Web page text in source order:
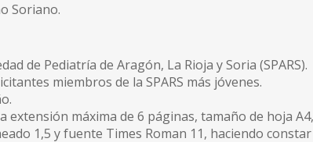
Soriano.
de Pediatría de Aragón, La Rioja y Soria (SPARS).
miembros de la SPARS más jóvenes.
máxima de 6 páginas, tamaño de hoja
1,5 y fuente Times Roman 11, haciendo